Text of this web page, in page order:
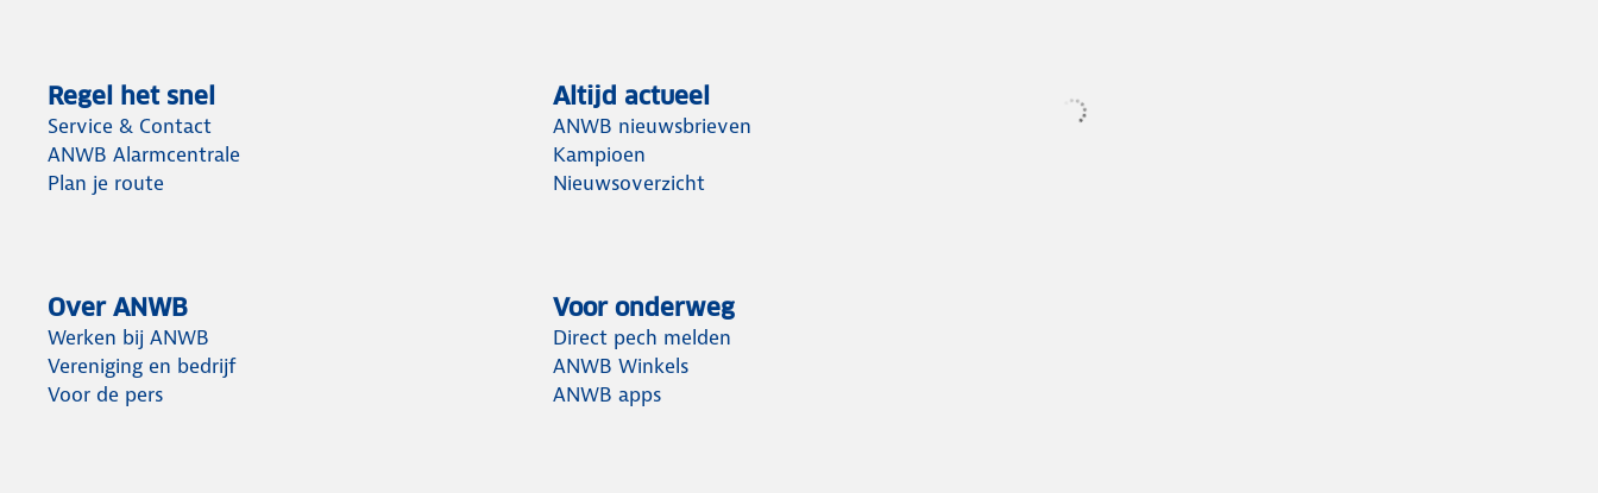
Regel het snel
Service & Contact
ANWB Alarmcentrale
Plan je route
Altijd actueel
ANWB nieuwsbrieven
Kampioen
Nieuwsoverzicht
Over ANWB
Werken bij ANWB
Vereniging en bedrijf
Voor de pers
Voor onderweg
Direct pech melden
ANWB Winkels
ANWB apps